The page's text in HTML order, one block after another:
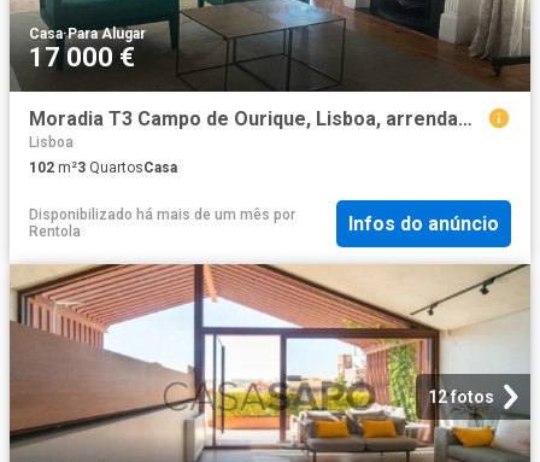
Casa·Para Alugar
17 000 €
Moradia T3 Campo de Ourique, Lisboa, arrendamento PRIME 100005
Lisboa
102 m²3 QuartosCasa
Disponibilizado há mais de um mês por
Rentola
Infos do anúncio
12 fotos